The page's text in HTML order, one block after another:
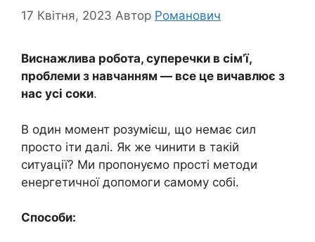
17 Квітня, 2023 Автор Романович
Виснажлива робота, суперечки в сім’ї,
проблеми з навчанням — все це вичавлює з
нас усі соки.
В один момент розумієш, що немає сил
просто іти далі. Як же чинити в такій
ситуації? Ми пропонуємо прості методи
енергетичної допомоги самому собі.
Способи: